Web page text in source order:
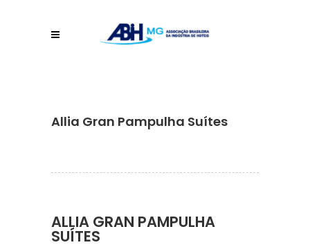
Allia Gran Pampulha Suítes
ALLIA GRAN PAMPULHA
SUÍTES